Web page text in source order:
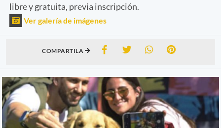
libre y gratuita, previa inscripción.
Ver galería de imágenes
COMPARTILA